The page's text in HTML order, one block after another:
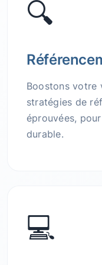
🔍
Boostons votre
stratégies de
éprouvées,
durable.
💻